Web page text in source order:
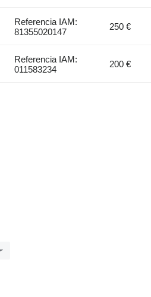
Referencia IAM:
81355020147
250 €
Referencia IAM:
011583234
200 €